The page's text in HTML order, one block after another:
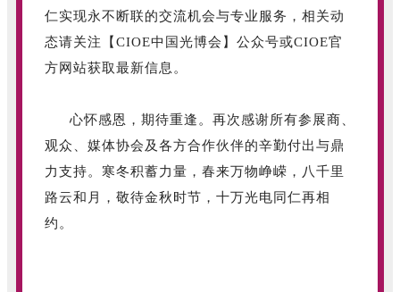
仁实现永不断联的交流机会与专业服务，相关动
态请关注【CIOE中国光博会】公众号或CIOE官
方网站获取最新信息。
心怀感恩，期待重逢。再次感谢所有参展商、
观众、媒体协会及各方合作伙伴的辛勤付出与鼎
力支持。寒冬积蓄力量，春来万物峥嵘，八千里
路云和月，敬待金秋时节，十万光电同仁再相
约。